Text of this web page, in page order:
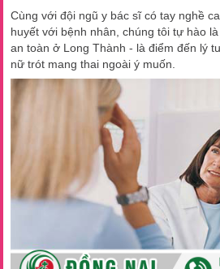
Cùng với đội ngũ y bác sĩ có tay nghề
huyết với bệnh nhân, chúng tôi tự hào
an toàn ở Long Thành - là điểm đến lý
nữ trót mang thai ngoài ý muốn.